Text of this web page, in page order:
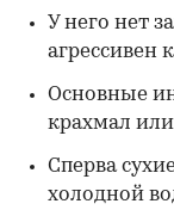
У него нет
агрессивен
Основные
крахмал
Сперва
холодной